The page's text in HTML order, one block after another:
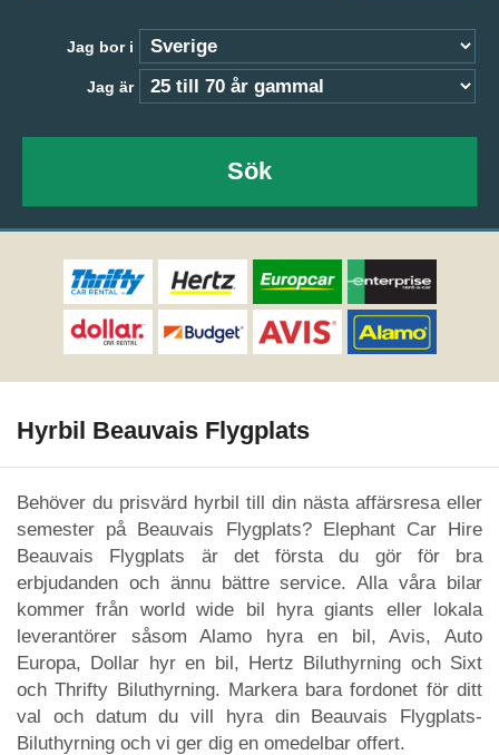
Jag bor i
Jag är
Sök
Hyrbil Beauvais Flygplats
Behöver du prisvärd hyrbil till din nästa affärsresa eller
semester på Beauvais Flygplats? Elephant Car Hire
Beauvais Flygplats är det första du gör för bra
erbjudanden och ännu bättre service. Alla våra bilar
kommer från world wide bil hyra giants eller lokala
leverantörer såsom Alamo hyra en bil, Avis, Auto
Europa, Dollar hyr en bil, Hertz Biluthyrning och Sixt
och Thrifty Biluthyrning. Markera bara fordonet för ditt
val och datum du vill hyra din Beauvais Flygplats-
Biluthyrning och vi ger dig en omedelbar offert.